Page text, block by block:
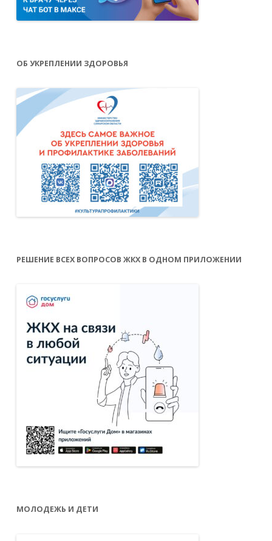
ОБ УКРЕПЛЕНИИ ЗДОРОВЬЯ
РЕШЕНИЕ ВСЕХ ВОПРОСОВ ЖКХ В ОДНОМ ПРИЛОЖЕНИИ
МОЛОДЕЖЬ И ДЕТИ